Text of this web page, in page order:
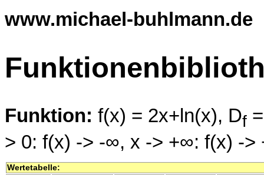
www.michael-buhlmann.de
Funktion: f(x) = 2x+ln(x), Df
> 0: f(x) -> -∞, x -> +∞: f(x) ->
Wertetabelle: